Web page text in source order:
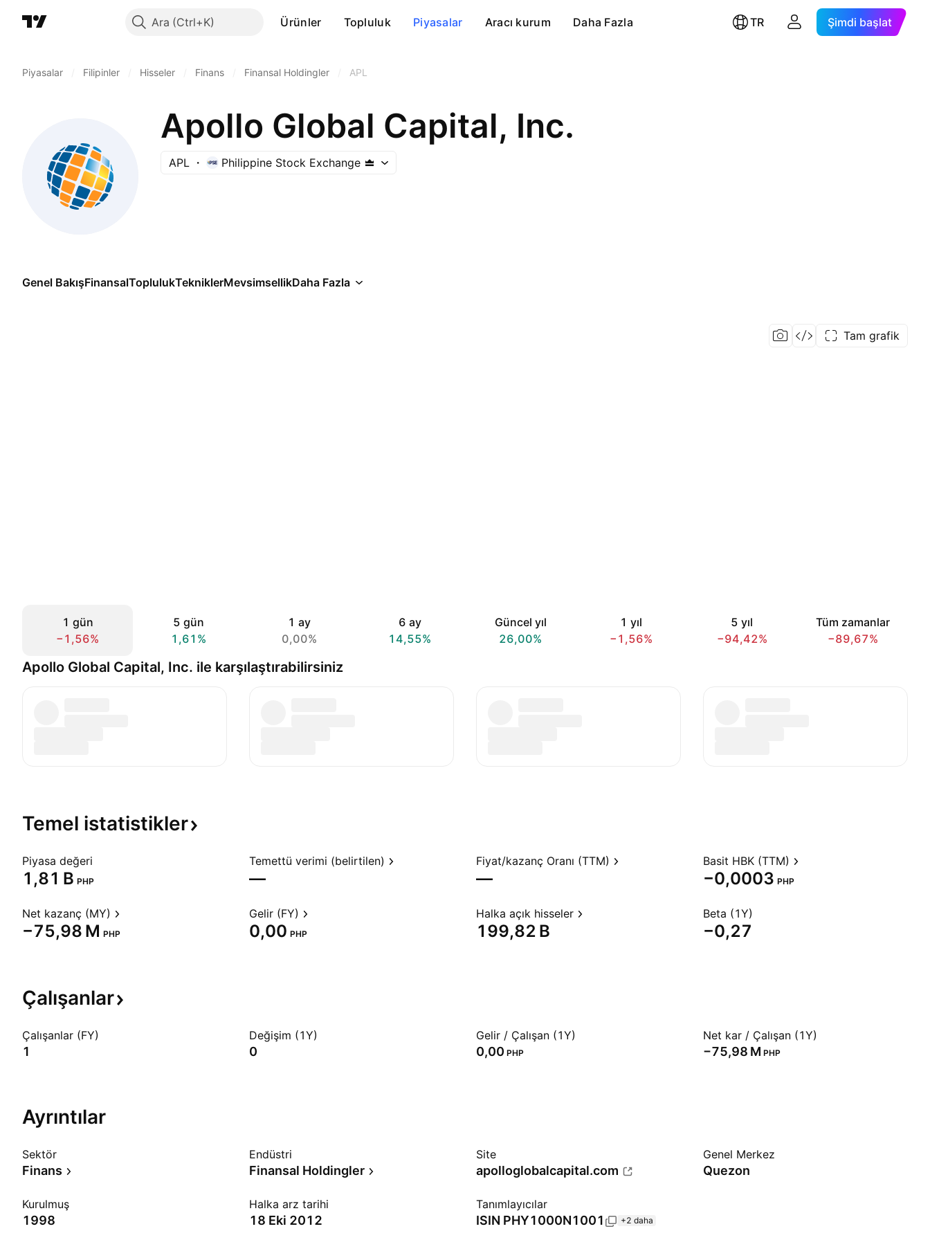
Ara Ürünler Topluluk Piyasalar Aracı kurum Daha Fazla TR Şimdi başlat
Piyasalar Filipinler Hisseler Finans Finansal Holdingler APL
Apollo Global Capital, Inc.
APL Philippine Stock Exchange
Genel BakışFinansalToplulukTekniklerMevsimsellikDaha Fazla
Tam grafik
1 gün
−1,56%
5 gün
1,61%
1 ay
0,00%
6 ay
14,55%
Güncel yıl
26,00%
1 yıl
−1,56%
5 yıl
−94,42%
Tüm zamanlar
−89,67%
Apollo Global Capital, Inc. ile karşılaştırabilirsiniz
Temel istatistikler
Piyasa değeri
‪1,81 B‬ PHP
Temettü verimi (belirtilen)
—
Fiyat/kazanç Oranı (TTM)
—
Basit HBK (TTM)
−0,0003 PHP
Net kazanç (MY)
‪−75,98 M‬ PHP
Gelir (FY)
0,00 PHP
Halka açık hisseler
‪199,82 B‬
Beta (1Y)
−0,27
Çalışanlar
Çalışanlar (FY)
1
Değişim (1Y)
0
Gelir / Çalışan (1Y)
0,00 PHP
Net kar / Çalışan (1Y)
‪−75,98 M‬ PHP
Ayrıntılar
Sektör
Finans
Endüstri
Finansal Holdingler
Site
apolloglobalcapital.com
Genel Merkez
Quezon
Kurulmuş
1998
Halka arz tarihi
18 Eki 2012
Tanımlayıcılar
ISIN PHY1000N1001 +2 daha